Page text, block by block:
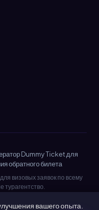
Dummy Ticket для
обратного билета
визовых заявок по всему
турагентство.
вашего опыта.